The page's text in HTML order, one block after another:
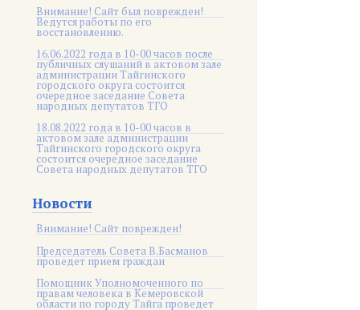
Внимание! Сайт был поврежден!
Ведутся работы по его
восстановлению.
16.06.2022 года в 10-00 часов после
публичных слушаний в актовом зале
администрации Тайгинского
городского округа состоится
очередное заседание Совета
народных депутатов ТГО
18.08.2022 года в 10-00 часов в
актовом зале администрации
Тайгинского городского округа
состоится очередное заседание
Совета народных депутатов ТГО
Новости
Внимание! Сайт поврежден!
Председатель Совета В.Басманов
проведет прием граждан
Помощник Уполномоченного по
правам человека в Кемеровской
области по городу Тайга проведет